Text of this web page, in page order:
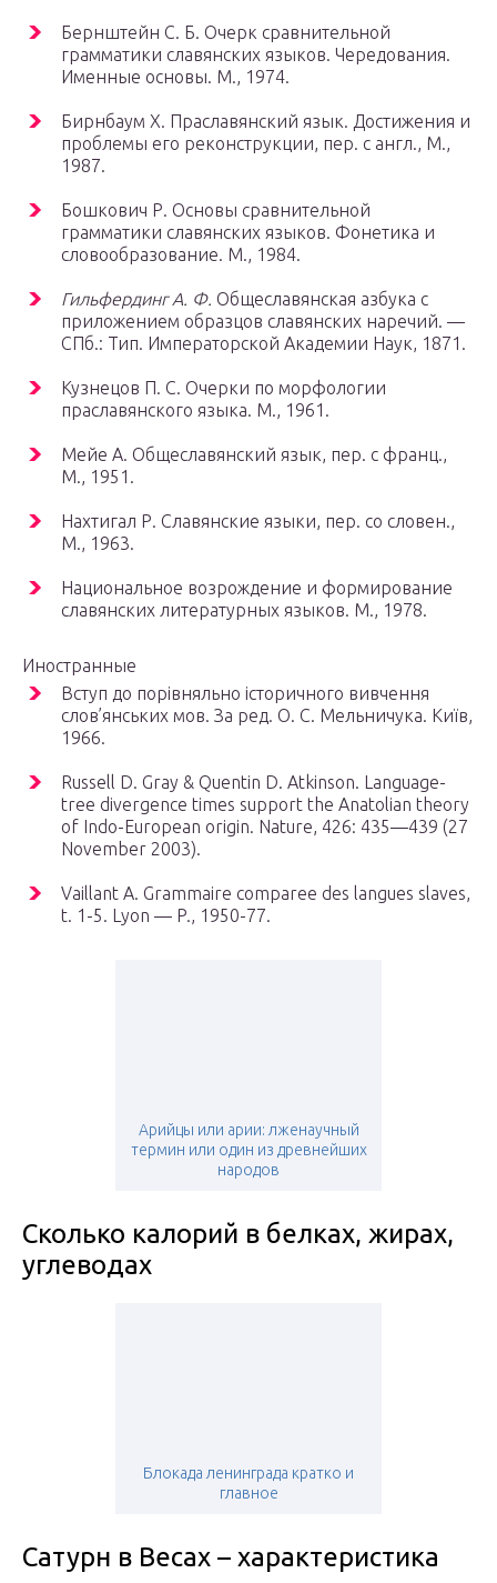
Бернштейн С. Б. Очерк сравнительной
грамматики славянских языков. Чередования.
Именные основы. М., 1974.
Бирнбаум Х. Праславянский язык. Достижения и
проблемы его реконструкции, пер. с англ., М.,
1987.
Бошкович Р. Основы сравнительной
грамматики славянских языков. Фонетика и
словообразование. М., 1984.
Гильфердинг А. Ф. Общеславянская азбука с
приложением образцов славянских наречий. —
СПб.: Тип. Императорской Академии Наук, 1871.
Кузнецов П. С. Очерки по морфологии
праславянского языка. М., 1961.
Мейе А. Общеславянский язык, пер. с франц.,
М., 1951.
Нахтигал Р. Славянские языки, пер. со словен.,
М., 1963.
Национальное возрождение и формирование
славянских литературных языков. М., 1978.
Иностранные
Вступ до порівняльно історичного вивчення
слов’янських мов. За ред. О. С. Мельничука. Київ,
1966.
Russell D. Gray & Quentin D. Atkinson. Language-
tree divergence times support the Anatolian theory
of Indo-European origin. Nature, 426: 435—439 (27
November 2003).
Vaillant A. Grammaire comparee des langues slaves,
t. 1-5. Lyon — P., 1950-77.
Арийцы или арии: лженаучный
термин или один из древнейших
народов
Сколько калорий в белках, жирах,
углеводах
Блокада ленинграда кратко и
главное
Сатурн в Весах – характеристика